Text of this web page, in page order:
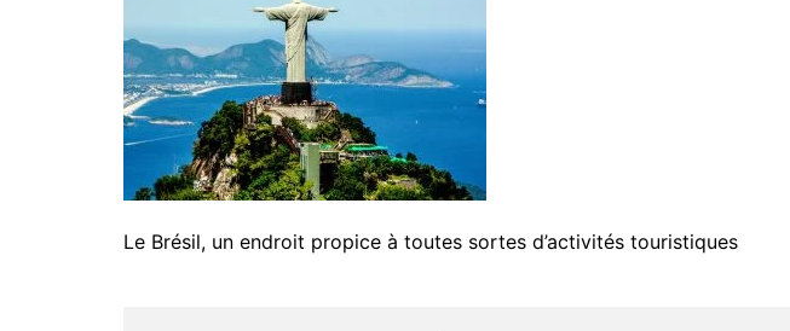
Le Brésil, un endroit propice à toutes sortes d’activités touristiques